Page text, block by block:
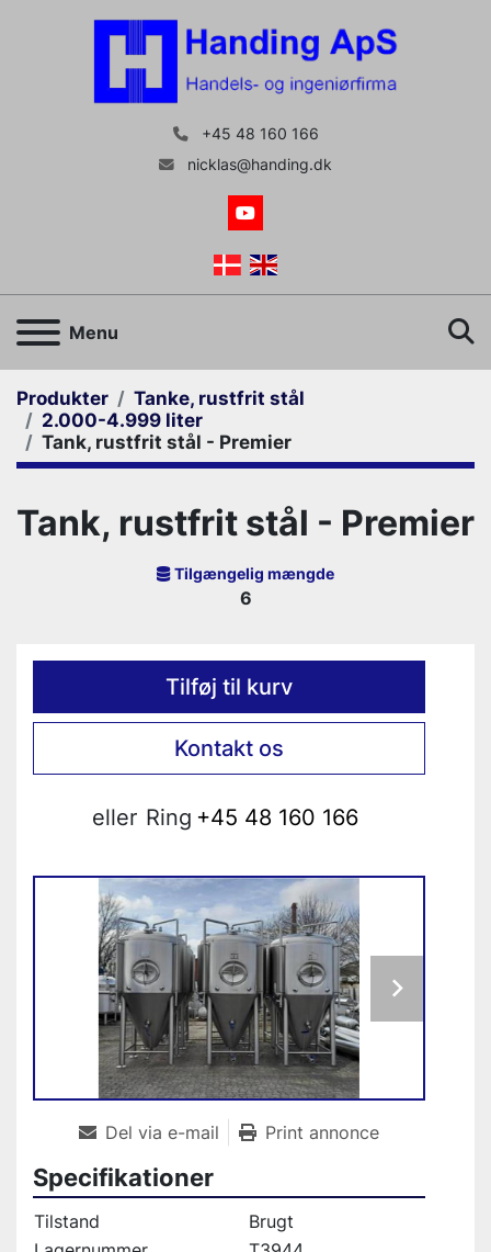
+45 48 160 166
nicklas@handing.dk
youtube
Menu
Produkter
Tanke, rustfrit stål
2.000-4.999 liter
Tank, rustfrit stål - Premier
Tank, rustfrit stål - Premier
Tilgængelig mængde
6
Tilføj til kurv
Kontakt os
eller Ring +45 48 160 166
Del via e-mail Print annonce
Specifikationer
Tilstand
Brugt